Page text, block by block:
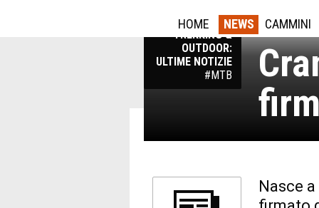
HOME NEWS CAMMINI
NEWS
TREKKING &
OUTDOOR:
ULTIME NOTIZIE
#MTB
Nasce